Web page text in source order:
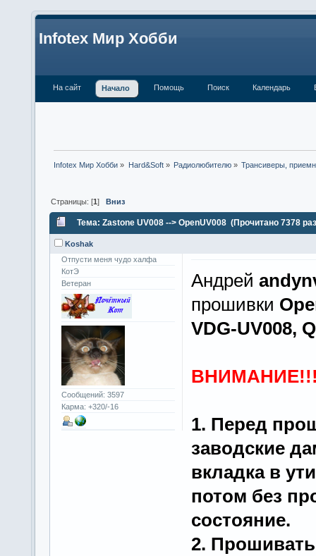
Infotex Мир Хобби
На сайт Начало Помощь Поиск Календарь
Infotex Мир Хобби » Hard&Soft» Радиолюбителю» Трансиверы,
Страницы: [1]Вниз
Тема: Zastone UV008 --> OpenUV008 (Прочитано 7378
Koshak
Отпусти меня чудо халфа
КотЭ
Ветеран
Сообщений: 3597
Карма: +320/-16
Андрей
прошивки
VDG-UV008,
1. Перед
заводские
вкладка в
потом без
состояние.
2.